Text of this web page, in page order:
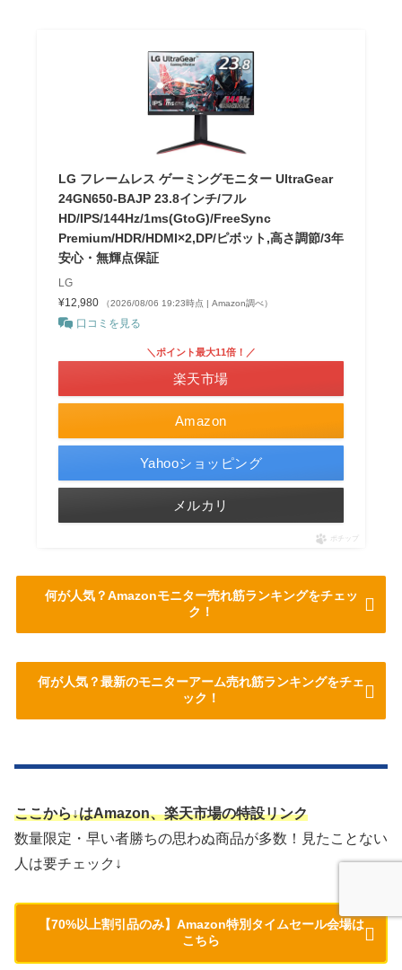
LG フレームレス ゲーミングモニター UltraGear
24GN650-BAJP 23.8インチ/フル
HD/IPS/144Hz/1ms(GtoG)/FreeSync
Premium/HDR/HDMI×2,DP/ピボット,高さ調節/3年
安心・無輝点保証
LG
¥12,980
（2026/08/06 19:23時点 | Amazon調べ）
口コミを見る
Amazon
＼ポイント最大11倍！／
楽天市場
Yahooショッピング
メルカリ
ポチップ
何が人気？Amazonモニター売れ筋ランキングをチェッ
ク！
何が人気？最新のモニターアーム売れ筋ランキングをチェ
ック！
ここから↓はAmazon、楽天市場の特設リンク
数量限定・早い者勝ちの思わぬ商品が多数！見たことない
人は要チェック↓
【70%以上割引品のみ】Amazon特別タイムセール会場は
こちら